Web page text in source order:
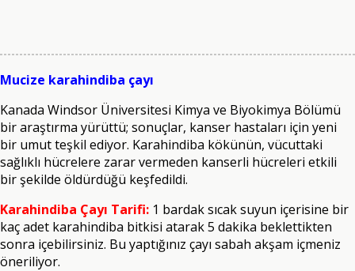
Mucize karahindiba çayı
Kanada Windsor Üniversitesi Kimya ve Biyokimya Bölümü
bir araştırma yürüttü; sonuçlar, kanser hastaları için yeni
bir umut teşkil ediyor. Karahindiba kökünün, vücuttaki
sağlıklı hücrelere zarar vermeden kanserli hücreleri etkili
bir şekilde öldürdüğü keşfedildi.
Karahindiba Çayı Tarifi: 1 bardak sıcak suyun içerisine bir
kaç adet karahindiba bitkisi atarak 5 dakika beklettikten
sonra içebilirsiniz. Bu yaptığınız çayı sabah akşam içmeniz
öneriliyor.